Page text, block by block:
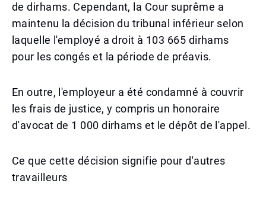
de dirhams. Cependant, la Cour suprême a
maintenu la décision du tribunal inférieur selon
laquelle l'employé a droit à 103 665 dirhams
pour les congés et la période de préavis.
En outre, l'employeur a été condamné à couvrir
les frais de justice, y compris un honoraire
d'avocat de 1 000 dirhams et le dépôt de l'appel.
Ce que cette décision signifie pour d'autres
travailleurs